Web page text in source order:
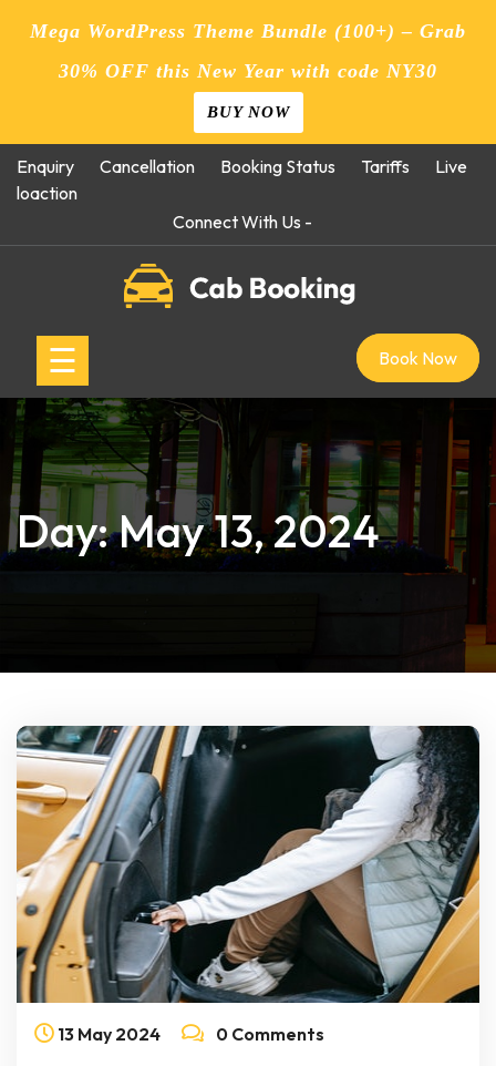
Mega WordPress Theme Bundle (100+) – Grab
30% OFF this New Year with code NY30
BUY NOW
SkipEnquiry Cancellation Booking Status Tariffs
Live
loaction
Connect With Us -
☰ Book Now
Day:May 13, 2024
13 May 2024 0 Comments